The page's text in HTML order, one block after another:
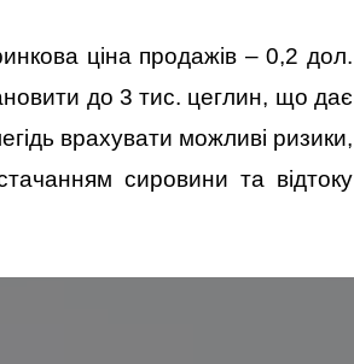
ціна продажів – 0,2 дол.
до 3 тис. цеглин, що дає
врахувати можливі ризики,
сировини та відтоку